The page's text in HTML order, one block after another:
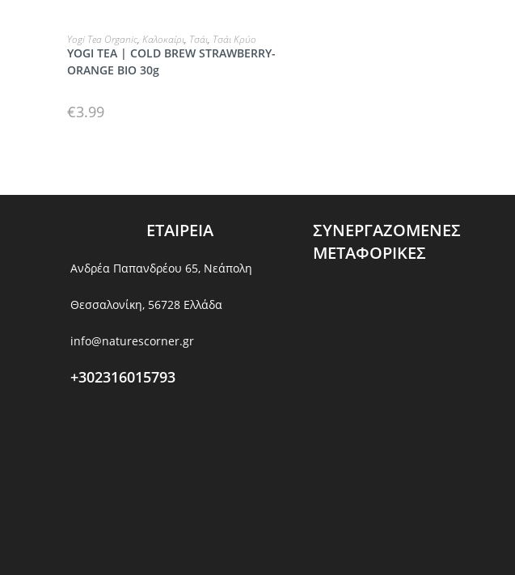
ΠΡΟΣΘΗΚΗ
Yogi Tea Organic,Καλοκαίρι, Τσάι, Τσάι Κρύο
YOGI TEA | COLD BREW STRAWBERRY-
ORANGE ΒΙΟ 30g
€3.99
ΕΤΑΙΡΕΙΑ
Ανδρέα Παπανδρέου 65, Νεάπολη
Θεσσαλονίκη, 56728 Ελλάδα
info@naturescorner.gr
+302316015793
ΣΥΝΕΡΓΑΖΟΜΕΝΕΣ
ΜΕΤΑΦΟΡΙΚΕΣ